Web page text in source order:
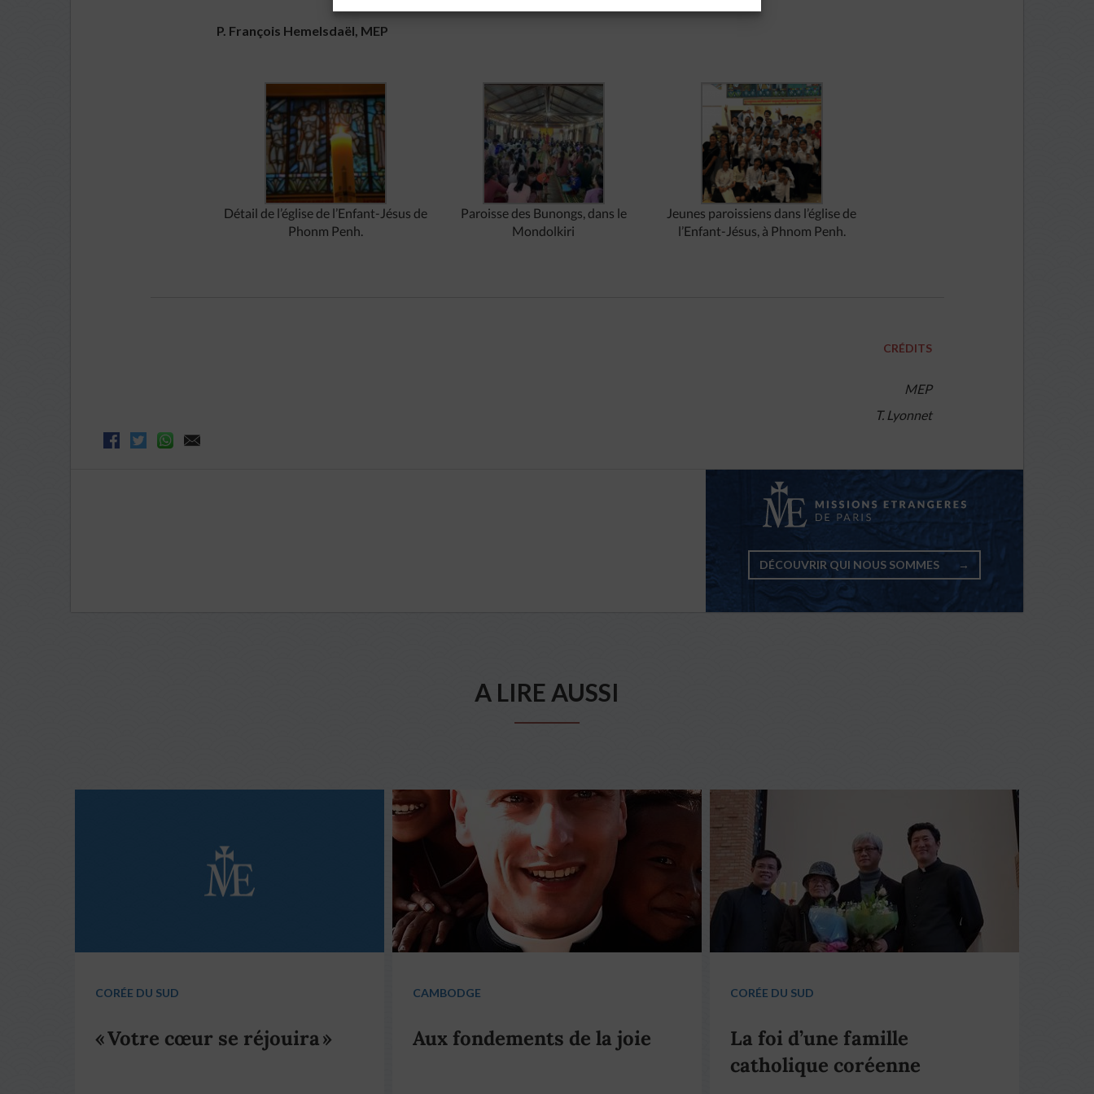
P. François Hemelsdaël, MEP
Détail de l’église de l’Enfant-Jésus de
Phonm Penh.
Paroisse des Bunongs, dans le
Mondolkiri
Jeunes paroissiens dans l’église de
l’Enfant-Jésus, à Phnom Penh.
CRÉDITS
MEP
T. Lyonnet
DÉCOUVRIR QUI NOUS SOMMES →
A LIRE AUSSI
CORÉE DU SUD
« Votre cœur se réjouira »
CAMBODGE
Aux fondements de la joie
CORÉE DU SUD
La foi d’une famille
catholique coréenne